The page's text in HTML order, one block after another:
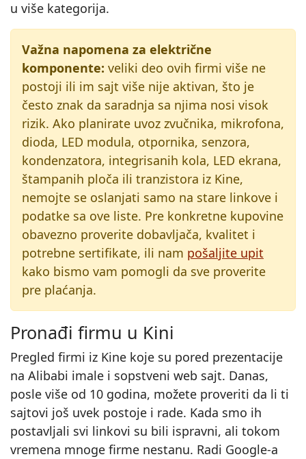
u više kategorija.
Važna napomena za električne
komponente: veliki deo ovih firmi više ne
postoji ili im sajt više nije aktivan, što je
često znak da saradnja sa njima nosi visok
rizik. Ako planirate uvoz zvučnika, mikrofona,
dioda, LED modula, otpornika, senzora,
kondenzatora, integrisanih kola, LED ekrana,
štampanih ploča ili tranzistora iz Kine,
nemojte se oslanjati samo na stare linkove i
podatke sa ove liste. Pre konkretne kupovine
obavezno proverite dobavljača, kvalitet i
potrebne sertifikate, ili nam pošaljite upit
kako bismo vam pomogli da sve proverite
pre plaćanja.
Pronađi firmu u Kini
Pregled firmi iz Kine koje su pored prezentacije
na Alibabi imale i sopstveni web sajt. Danas,
posle više od 10 godina, možete proveriti da li ti
sajtovi još uvek postoje i rade. Kada smo ih
postavljali svi linkovi su bili ispravni, ali tokom
vremena mnoge firme nestanu. Radi Google-a